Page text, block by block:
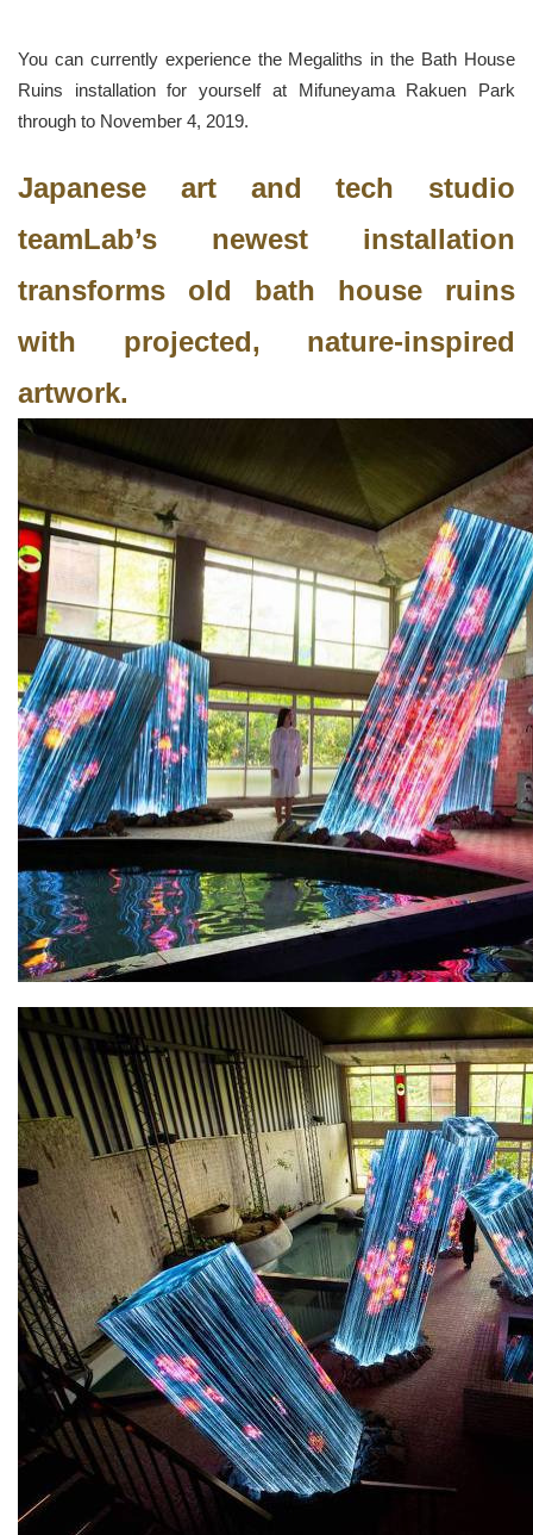
You can currently experience the Megaliths in the Bath House
Ruins installation for yourself at Mifuneyama Rakuen Park
through to November 4, 2019.
Japanese art and tech studio
teamLab’s newest installation
transforms old bath house ruins
with projected, nature-inspired
artwork.